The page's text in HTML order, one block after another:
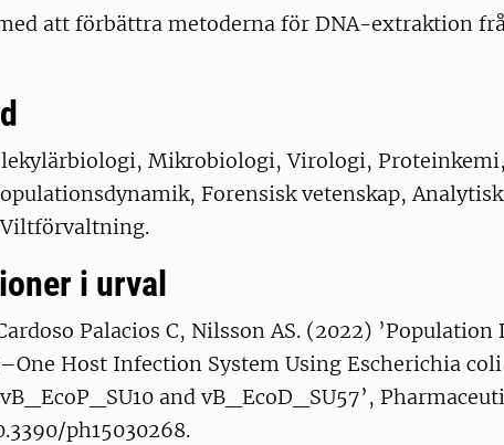
att förbättra metoderna för DNA-extraktion
Mikrobiologi, Virologi,
Forensisk vetenskap,
i urval
Palacios C, Nilsson AS. (2022) ’Population
Host Infection System Using Escherichia coli
and vB_EcoD_SU57’,
ph15030268.